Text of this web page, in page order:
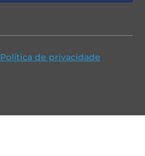
Política de privacidade